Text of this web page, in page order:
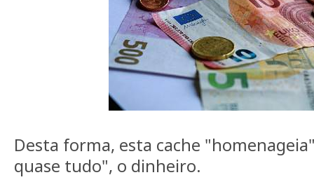
Desta forma, esta cache
quase tudo", o dinheiro.